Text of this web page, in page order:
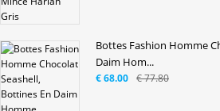
Bottes Fashion Homme
Daim Hom...
€ 77.80
€ 68.00